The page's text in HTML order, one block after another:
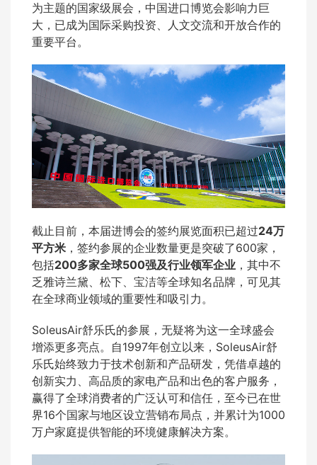
为主题的国家级展会，中国进口博览会影响力巨
大，已成为国际采购投资、人文交流和开放合作的
重要平台。
截止目前，本届进博会的签约展览面积已超过24万
平方米 ，签约参展的企业数量更是突破了600家，
包括200多家全球500强及行业领军企业 ，其中不
乏雅诗兰黛、松下、宝洁等全球知名品牌，可见其
在全球商业领域的重要性和吸引力。
SoleusAir舒乐氏的参展，无疑将为这一全球盛会
增添更多亮点。自1997年创立以来，SoleusAir舒
乐氏始终致力于技术创新和产品研发，凭借卓越的
创新实力、高品质的家电产品和出色的客户服务，
赢得了全球消费者的广泛认可和信任，至今已在世
界16个国家与地区设立营销布局点，并累计为1000
万户家庭提供智能的环境健康解决方案。